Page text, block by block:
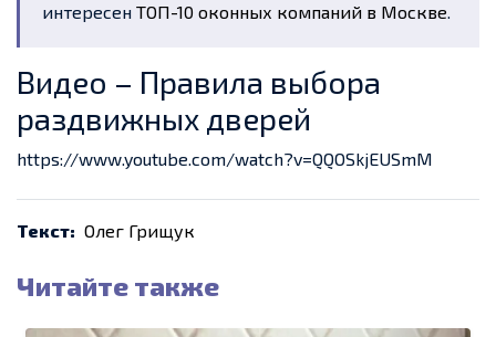
интересен ТОП-10 оконных компаний в Москве.
Видео – Правила выбора
раздвижных дверей
https://www.youtube.com/watch?v=QQOSkjEUSmM
Текст: Олег Грищук
Читайте также